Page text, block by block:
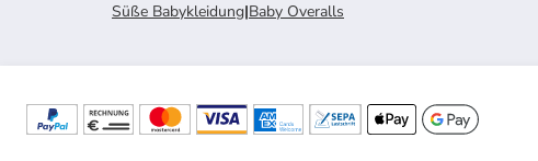
Süße Babykleidung|Baby Overalls